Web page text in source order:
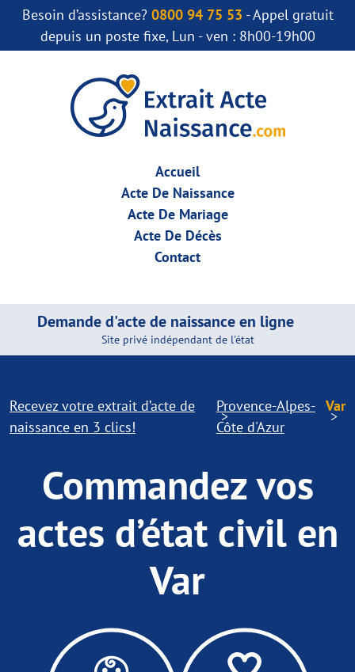
Besoin d’assistance? 0800 94 75 53 - Appel gratuit
depuis un poste fixe, Lun - ven : 8h00-19h00
Accueil
Acte De Naissance
Acte De Mariage
Acte De Décès
Contact
Demande d'acte de naissance en ligne
Site privé indépendant de l'état
Recevez votre extrait d’acte de
naissance en 3 clics!
Provence-Alpes-
Côte d'Azur
Var
Commandez vos
actes d’état civil en
Var